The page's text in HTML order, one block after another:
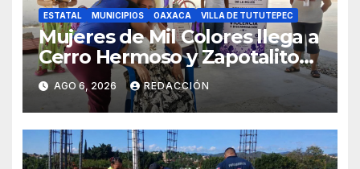
ESTATAL MUNICIPIOS OAXACA VILLA DE TUTUTEPEC
Mujeres de Mil Colores llega a
Cerro Hermoso y Zapotalito
para fortalecer redes de
apoyo y prevenir violencias
AGO 6, 2026 REDACCIÓN